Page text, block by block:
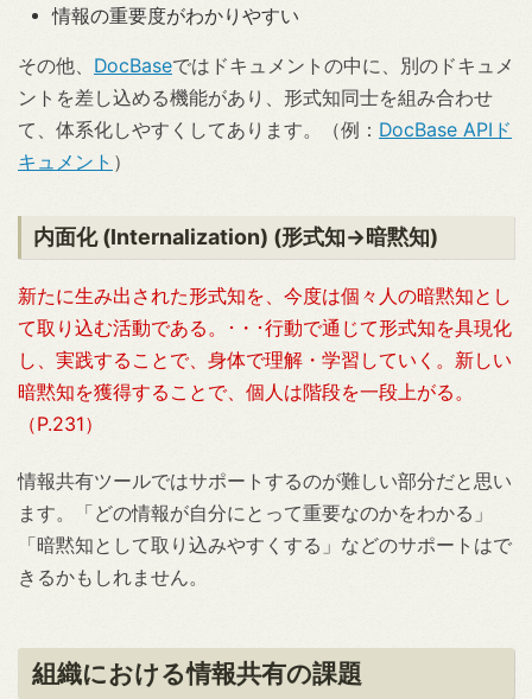
情報の重要度がわかりやすい
その他、 DocBaseではドキュメントの中に、別のドキュメ
ントを差し込める機能があり、形式知同士を組み合わせ
て、体系化しやすくしてあります。（例： DocBase APIド
キュメント ）
内面化 (Internalization) (形式知→暗黙知)
新たに生み出された形式知を、今度は個々人の暗黙知とし
て取り込む活動である。･・･行動で通じて形式知を具現化
し、実践することで、身体で理解・学習していく。新しい
暗黙知を獲得することで、個人は階段を一段上がる。
（P.231）
情報共有ツールではサポートするのが難しい部分だと思い
ます。「どの情報が自分にとって重要なのかをわかる」
「暗黙知として取り込みやすくする」などのサポートはで
きるかもしれません。
組織における情報共有の課題